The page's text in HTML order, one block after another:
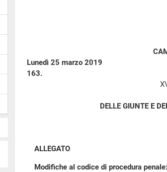
Lunedì 25 marzo 2019
163.
DELLE GIUNTE E
ALLEGATO
Modifiche al codice di procedura